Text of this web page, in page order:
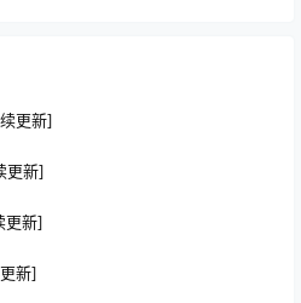
更新]
更新]
更新]
新]